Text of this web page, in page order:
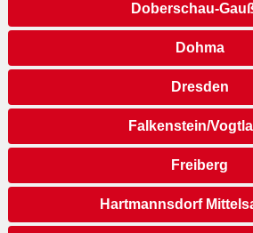
Doberschau-
Dohma
Dresden
Falkenstein/
Freiberg
Hartmannsdorf